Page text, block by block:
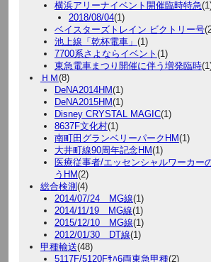
横浜アリーナイベント開催臨時特急
2018/08/04(1)
ベイスターズトレイン ビクトリー号
池上線「乾杯電車」 (1)
7700系さよならイベント (1)
東急電車まつり開催に伴う増発臨時
ＨＭ(8)
DeNA2014HM(1)
DeNA2015HM(1)
Disney CRYSTAL MAGIC(1)
8637F文化村(1)
南町田グランベリーパークHM(1)
大井町線90周年記念HM(1)
医療従事者/エッセンシャルワーカー
うHM(2)
総合検測 (4)
2014/07/24 MG線(1)
2014/11/19 MG線(1)
2015/12/10 MG線(1)
2012/01/30 DT線(1)
甲種輸送(48)
5117F/5120Fｻﾊ6両東急甲種(2)